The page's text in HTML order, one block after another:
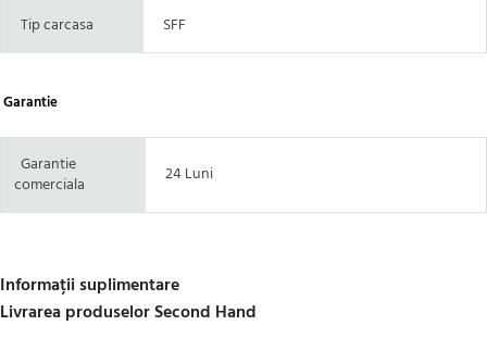
Tip carcasa SFF
Garantie
Garantie
comerciala
24 Luni
Informații suplimentare
Livrarea produselor Second Hand